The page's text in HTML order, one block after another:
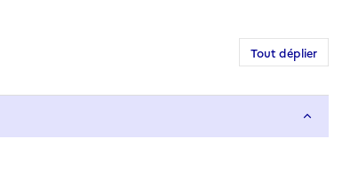
Tout déplier